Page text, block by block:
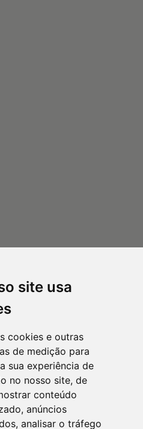
site usa
cookies e outras
de medição para
sua experiência de
no nosso site, de
conteúdo
anúncios
analisar o tráfego